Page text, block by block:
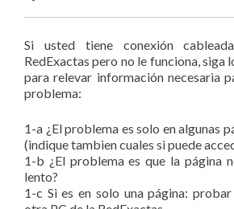
Si usted tiene conexión
RedExactas pero no le funciona, siga
para relevar información necesaria
problema:
1-a ¿El problema es solo en algunas
(indique tambien cuales si puede
1-b ¿El problema es que la página
lento?
1-c Si es en solo una página: